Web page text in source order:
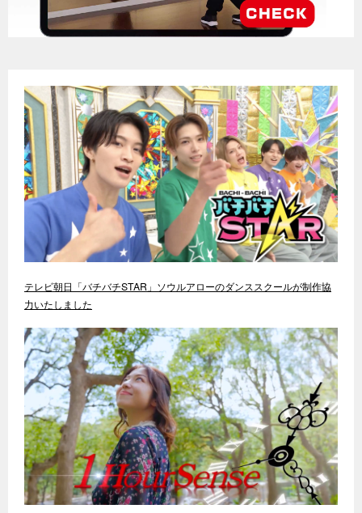
テレビ朝日「バチバチSTAR」ソウルアローのダンススクールが制作協
力いたしました